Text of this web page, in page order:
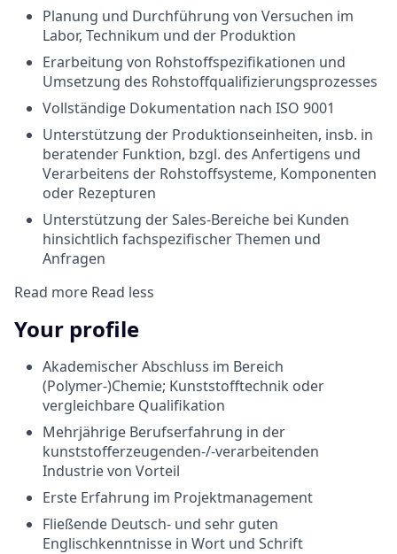
Planung und Durchführung von Versuchen im
Labor, Technikum und der Produktion
Erarbeitung von Rohstoffspezifikationen und
Umsetzung des Rohstoffqualifizierungsprozesses
Vollständige Dokumentation nach ISO 9001
Unterstützung der Produktionseinheiten, insb. in
beratender Funktion, bzgl. des Anfertigens und
Verarbeitens der Rohstoffsysteme, Komponenten
oder Rezepturen
Unterstützung der Sales-Bereiche bei Kunden
hinsichtlich fachspezifischer Themen und
Anfragen
Read more Read less
Your profile
Akademischer Abschluss im Bereich
(Polymer-)Chemie; Kunststofftechnik oder
vergleichbare Qualifikation
Mehrjährige Berufserfahrung in der
kunststofferzeugenden-/-verarbeitenden
Industrie von Vorteil
Erste Erfahrung im Projektmanagement
Fließende Deutsch- und sehr guten
Englischkenntnisse in Wort und Schrift